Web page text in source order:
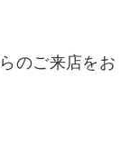
のご来店をお